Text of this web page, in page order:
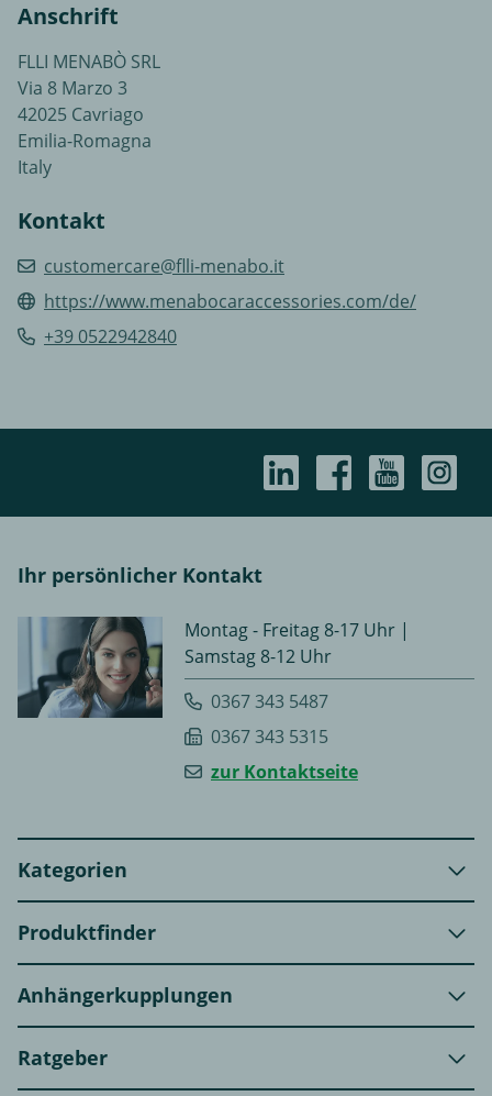
Anschrift
FLLI MENABÒ SRL
Via 8 Marzo 3
42025 Cavriago
Emilia-Romagna
Italy
Kontakt
customercare@flli-menabo.it
https://www.menabocaraccessories.com/de/
+39 0522942840
Ihr persönlicher Kontakt
Montag - Freitag 8-17 Uhr |
Samstag 8-12 Uhr
0367 343 5487
0367 343 5315
zur Kontaktseite
Kategorien
Produktfinder
Anhängerkupplungen
Ratgeber